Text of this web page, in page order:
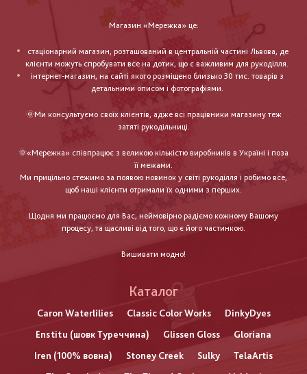
Магазин «Мережка» це:
стаціонарний магазин, розташований в центральній частині Львова, де
клієнти можуть спробувати все на дотик, що є важливим для рукоділля.
інтернет-магазин, на сайті якого розміщено близько 30 тис. товарів з
детальними описом і фотографіями.
🌞Ми консультуємо своїх клієнтів, адже всі працівники магазину теж
затяті рукодільниці.
🌞«Мережка» співпрацює з великою кількістю виробників в Україні і поза
її межами.
Ми прицільно стежимо за появою новинок у світі рукоділля і робимо все,
щоб наші клієнти отримали їх одними з перших.
Щодня ми працюємо для Вас, неймовірно радіємо кожному Вашому
процесу, та щасливі від того, що є його частинкою.
Вишивати модно!
Каталог
Caron Waterlilies Classic Color Works
DinkyDyes
Enstitu (шовк Туреччина)
Glissen Gloss
Gloriana
Iren (100% вовна)
Stoney Creek Sulky
TelaArtis